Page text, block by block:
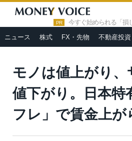
PR 今すぐ始められる「損
ニュース 株式 FX・先物 不動産投資
HOME » ビジネス・ライフ
モノ
がり。日本特有「悪性インフレ」で賃金
モノは値上がり、
値下がり。日本特
フレ」で賃金上が